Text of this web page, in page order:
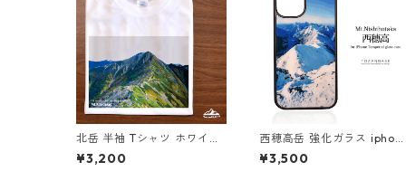
北岳 半袖 Tシャツ ホワイト
ドライ 吸水速乾 山 登山 ア
ウトドア 山Tシャツ 山のイ
¥3,200
西穂高岳 強化ガラス
スマホケース スマホカバー
アウトドア 登山 山
¥3,500